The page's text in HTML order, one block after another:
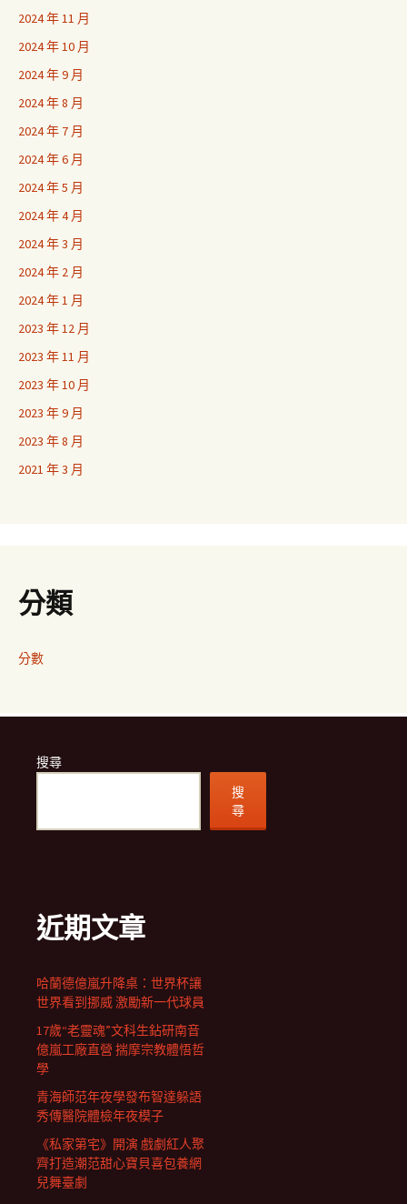
2024 年 11 月
2024 年 10 月
2024 年 9 月
2024 年 8 月
2024 年 7 月
2024 年 6 月
2024 年 5 月
2024 年 4 月
2024 年 3 月
2024 年 2 月
2024 年 1 月
2023 年 12 月
2023 年 11 月
2023 年 10 月
2023 年 9 月
2023 年 8 月
2021 年 3 月
分類
分數
搜尋
搜
尋
近期文章
哈蘭德億嵐升降桌：世界杯讓
世界看到挪威 激勵新一代球員
17歲“老靈魂”文科生鉆研南音
億嵐工廠直營 揣摩宗教體悟哲
學
青海師范年夜學發布智達躲語
秀傳醫院體檢年夜模子
《私家第宅》開演 戲劇紅人聚
齊打造潮范甜心寶貝喜包養網
兒舞臺劇